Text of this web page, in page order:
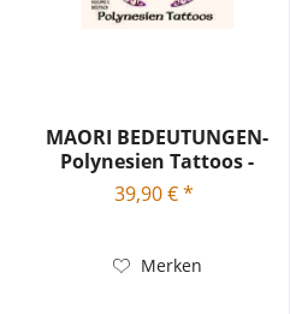
MAORI BEDEUTUNGEN-
Polynesien Tattoos -
Volume 2
39,90 € *
Merken